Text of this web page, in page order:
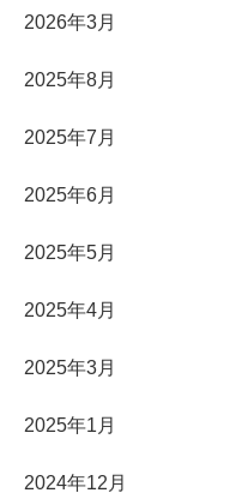
2026年3月
2025年8月
2025年7月
2025年6月
2025年5月
2025年4月
2025年3月
2025年1月
2024年12月